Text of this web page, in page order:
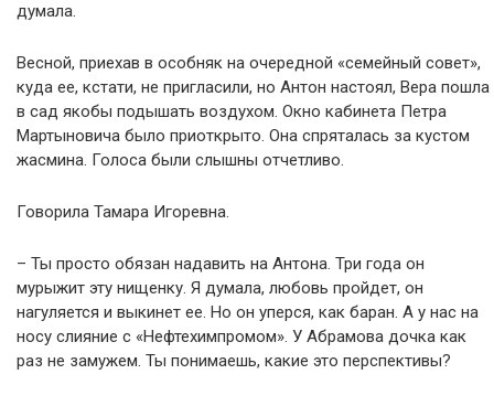
думала.
Весной, приехав в особняк на очередной «семейный совет»,
куда ее, кстати, не пригласили, но Антон настоял, Вера пошла
в сад якобы подышать воздухом. Окно кабинета Петра
Мартыновича было приоткрыто. Она спряталась за кустом
жасмина. Голоса были слышны отчетливо.
Говорила Тамара Игоревна.
– Ты просто обязан надавить на Антона. Три года он
мурыжит эту нищенку. Я думала, любовь пройдет, он
нагуляется и выкинет ее. Но он уперся, как баран. А у нас на
носу слияние с «Нефтехимпромом». У Абрамова дочка как
раз не замужем. Ты понимаешь, какие это перспективы?